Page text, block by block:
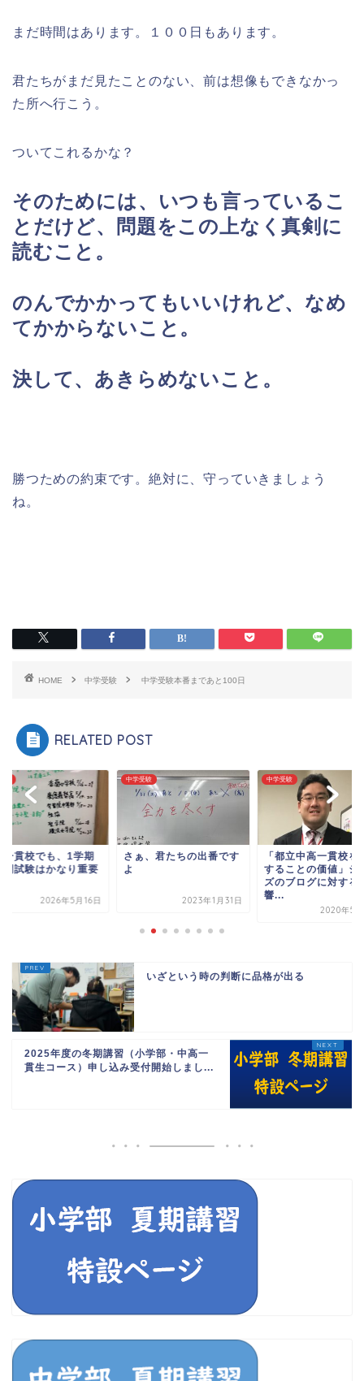
まだ時間はあります。１００日もあります。
君たちがまだ見たことのない、前は想像もできなかっ
た所へ行こう。
ついてこれるかな？
そのためには、いつも言っているこ
とだけど、問題をこの上なく真剣に
読むこと。
のんでかかってもいいけれど、なめ
てかからないこと。
決して、あきらめないこと。
勝つための約束です。絶対に、守っていきましょう
ね。
HOME 中学受験 中学受験本番まであと100日
RELATED POST
一貫校でも、1学期
間試験はかなり重要
2026年5月16日
中学受験
さぁ、君たちの出番です
よ
2023年1月31日
中学受験
「都立中高一貫校を
することの価値」シ
ズのブログに対する
響...
2020年5
いざという時の判断に品格が出る
2025年度の冬期講習（小学部・中高一
貫生コース）申し込み受付開始しまし...